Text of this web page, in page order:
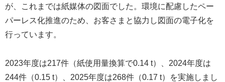
が、これまでは紙媒体の図面でした。環境に配慮したペー
パーレス化推進のため、お客さまと協力し図面の電子化を
行っています。
2023年度は217件（紙使用量換算で0.14 t）、2024年度は
244件（0.15 t）、2025年度は268件（0.17 t）を実施しまし